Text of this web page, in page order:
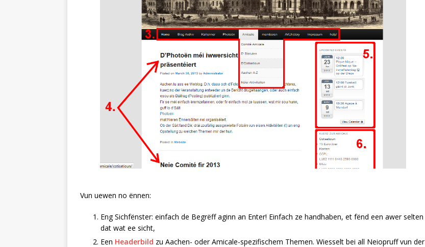
Vun uewen no ënnen:
Eng Sichfënster: einfach de Begrëff aginn an Enter! Einfach ze handhaben, et fënd een awer selten
dat wat ee sicht,
Een Headerbild zu Aachen- oder Amicale-spezifischem Themen. Wiesselt bei all Neiopruff vun der